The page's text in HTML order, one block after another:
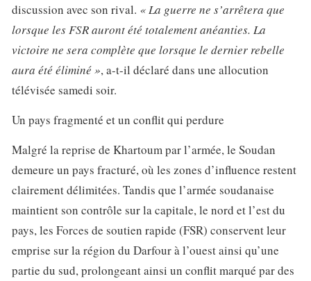
discussion avec son rival. « La guerre ne s’arrêtera que
lorsque les FSR auront été totalement anéanties. La
victoire ne sera complète que lorsque le dernier rebelle
aura été éliminé », a-t-il déclaré dans une allocution
télévisée samedi soir.
Un pays fragmenté et un conflit qui perdure
Malgré la reprise de Khartoum par l’armée, le Soudan
demeure un pays fracturé, où les zones d’influence restent
clairement délimitées. Tandis que l’armée soudanaise
maintient son contrôle sur la capitale, le nord et l’est du
pays, les Forces de soutien rapide (FSR) conservent leur
emprise sur la région du Darfour à l’ouest ainsi qu’une
partie du sud, prolongeant ainsi un conflit marqué par des